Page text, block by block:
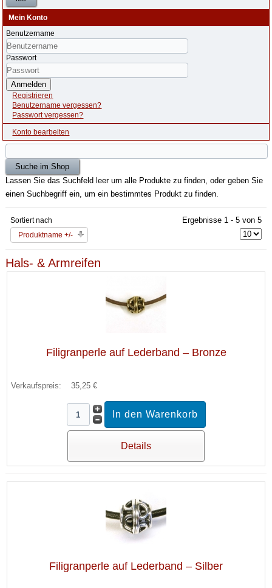
Mein Konto
Benutzername
Passwort
Anmelden
Registrieren
Benutzername vergessen?
Passwort vergessen?
Konto bearbeiten
Lassen Sie das Suchfeld leer um alle Produkte zu finden, oder geben Sie
einen Suchbegriff ein, um ein bestimmtes Produkt zu finden.
Sortiert nach
Produktname +/-
Ergebnisse 1 - 5 von 5
Hals- & Armreifen
Filigranperle auf Lederband – Bronze
Verkaufspreis: 35,25 €
Details
Filigranperle auf Lederband – Silber